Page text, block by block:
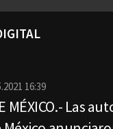
16:39
MÉXICO.- Las